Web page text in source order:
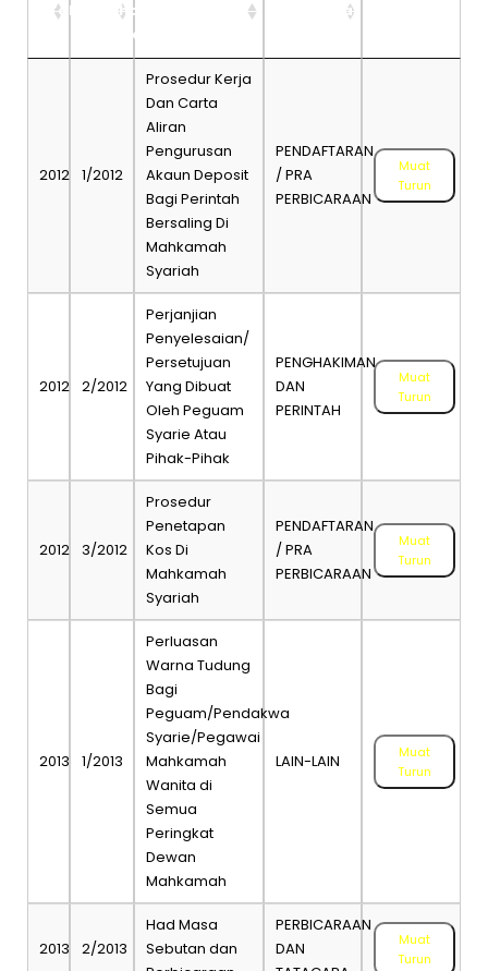
Tahun
Arahan
Amalan
Klasifikasi
2012 1/2012
Prosedur Kerja
Dan Carta
Aliran
Pengurusan
Akaun Deposit
Bagi Perintah
Bersaling Di
Mahkamah
Syariah
PENDAFTARAN
/ PRA
PERBICARAAN
Muat
Turun
2012 2/2012
Perjanjian
Penyelesaian/
Persetujuan
Yang Dibuat
Oleh Peguam
Syarie Atau
Pihak-Pihak
PENGHAKIMAN
DAN
PERINTAH
Muat
Turun
2012 3/2012
Prosedur
Penetapan
Kos Di
Mahkamah
Syariah
PENDAFTARAN
/ PRA
PERBICARAAN
Muat
Turun
2013 1/2013
Perluasan
Warna Tudung
Bagi
Peguam/Pendakwa
Syarie/Pegawai
Mahkamah
Wanita di
Semua
Peringkat
Dewan
Mahkamah
LAIN-LAIN
Muat
Turun
2013 2/2013
Had Masa
Sebutan dan
PERBICARAAN
DAN
Muat
Turun